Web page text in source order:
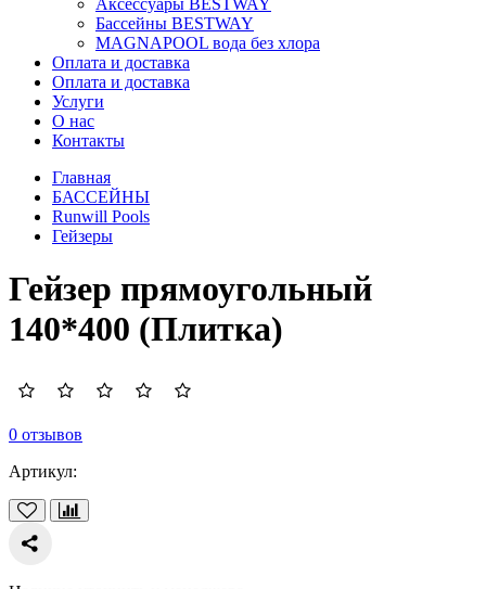
Аксессуары BESTWAY
Бассейны BESTWAY
MAGNAPOOL вода без хлора
Оплата и доставка
Оплата и доставка
Услуги
О нас
Контакты
Главная
БАССЕЙНЫ
Runwill Pools
Гейзеры
Гейзер прямоугольный
140*400 (Плитка)
0 отзывов
Артикул: